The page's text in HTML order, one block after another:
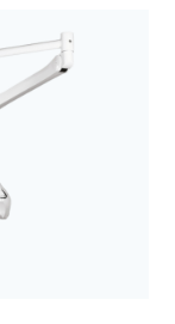
z